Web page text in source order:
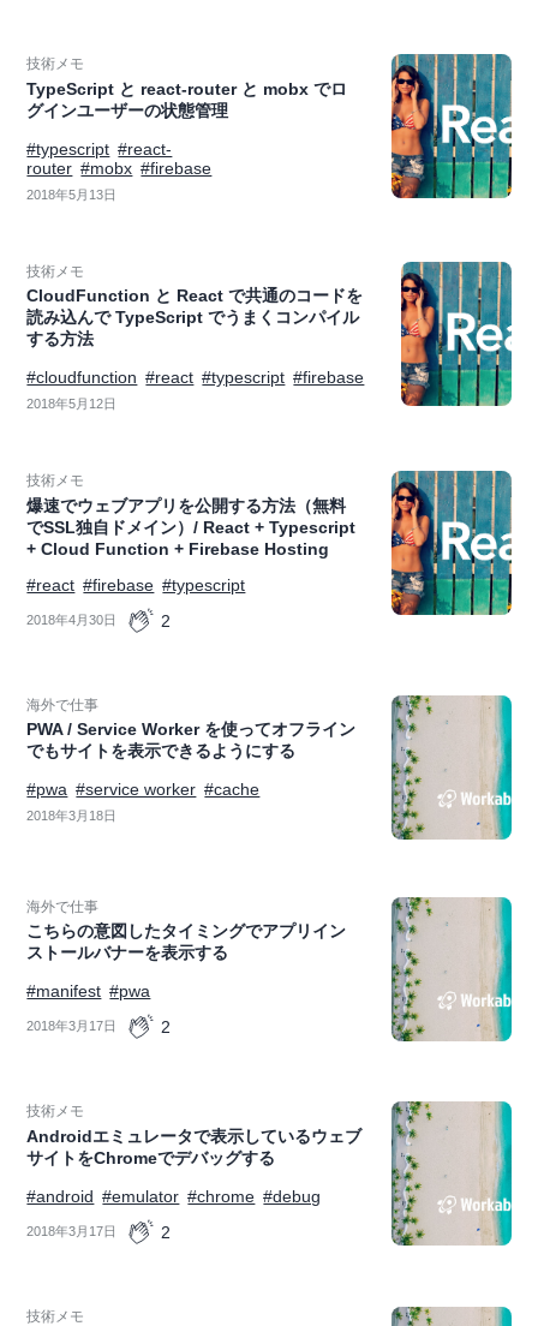
技術メモ
TypeScript と react-router と mobx でロ
グインユーザーの状態管理
#typescript #react-
router #mobx #firebase
2018年5月13日
技術メモ
CloudFunction と React で共通のコードを
読み込んで TypeScript でうまくコンパイル
する方法
#cloudfunction #react #typescript #firebase
2018年5月12日
技術メモ
爆速でウェブアプリを公開する方法（無料
でSSL独自ドメイン）/ React + Typescript
+ Cloud Function + Firebase Hosting
#react #firebase #typescript
2018年4月30日 2
海外で仕事
PWA / Service Worker を使ってオフライン
でもサイトを表示できるようにする
#pwa #service worker #cache
2018年3月18日
海外で仕事
こちらの意図したタイミングでアプリイン
ストールバナーを表示する
#manifest #pwa
2018年3月17日 2
技術メモ
Androidエミュレータで表示しているウェブ
サイトをChromeでデバッグする
#android #emulator #chrome #debug
2018年3月17日 2
技術メモ